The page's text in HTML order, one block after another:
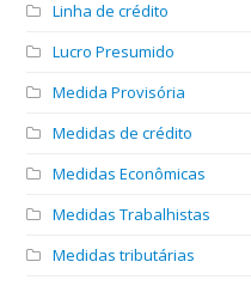
Linha de crédito
Lucro Presumido
Medida Provisória
Medidas de crédito
Medidas Econômicas
Medidas Trabalhistas
Medidas tributárias